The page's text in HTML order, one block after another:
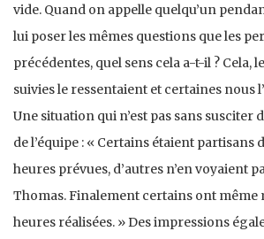
vide. Quand on appelle quelqu’un
lui poser les mêmes questions que les
précédentes, quel sens cela a-t-il ? Cela,
suivies le ressentaient et certaines nous
Une situation qui n’est pas sans susciter
de l’équipe : « Certains étaient partisans
heures prévues, d’autres n’en voyaient
Thomas. Finalement certains ont même
heures réalisées. » Des impressions